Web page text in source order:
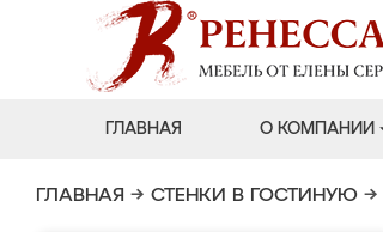
ГЛАВНАЯ О КОМПАНИИ
ГЛАВНАЯ → СТЕНКИ В ГОСТИНУЮ →